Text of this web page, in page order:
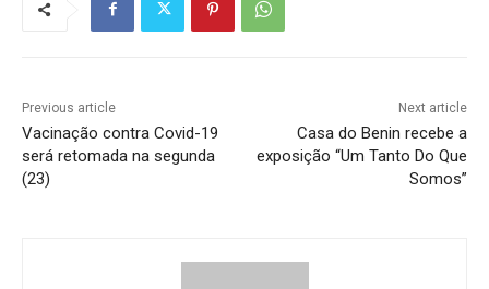
Previous article
Vacinação contra Covid-19
será retomada na segunda
(23)
Next article
Casa do Benin recebe a
exposição “Um Tanto Do Que
Somos”